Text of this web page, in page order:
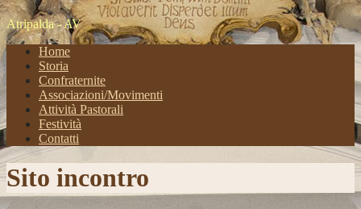
Atripalda - AV
Home
Storia
Confraternite
Associazioni/Movimenti
Attività Pastorali
Festività
Contatti
Sito incontro